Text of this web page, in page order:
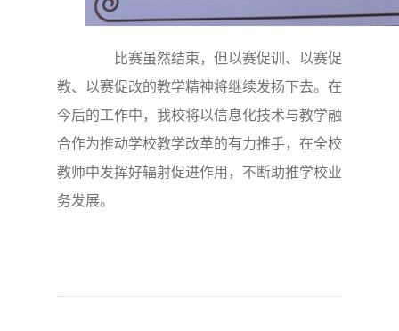
比赛虽然结束，但以赛促训、以赛促
教、以赛促改的教学精神将继续发扬下去。在
今后的工作中，我校将以信息化技术与教学融
合作为推动学校教学改革的有力推手，在全校
教师中发挥好辐射促进作用，不断助推学校业
务发展。